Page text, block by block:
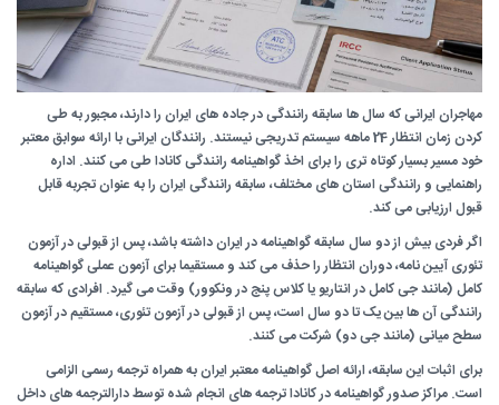
مهاجران ایرانی که سال ها سابقه رانندگی در جاده های ایران را دارند، مجبور به طی
کردن زمان انتظار 24 ماهه سیستم تدریجی نیستند. رانندگان ایرانی با ارائه سوابق معتبر
خود مسیر بسیار کوتاه تری را برای اخذ گواهینامه رانندگی کانادا طی می کنند. اداره
راهنمایی و رانندگی استان های مختلف، سابقه رانندگی ایران را به عنوان تجربه قابل
قبول ارزیابی می کند.
اگر فردی بیش از دو سال سابقه گواهینامه در ایران داشته باشد، پس از قبولی در آزمون
تئوری آیین نامه، دوران انتظار را حذف می کند و مستقیما برای آزمون عملی گواهینامه
کامل (مانند جی کامل در انتاریو یا کلاس پنج در ونکوور) وقت می گیرد. افرادی که سابقه
رانندگی آن ها بین یک تا دو سال است، پس از قبولی در آزمون تئوری، مستقیم در آزمون
سطح میانی (مانند جی دو) شرکت می کنند.
برای اثبات این سابقه، ارائه اصل گواهینامه معتبر ایران به همراه ترجمه رسمی الزامی
است. مراکز صدور گواهینامه در کانادا ترجمه های انجام شده توسط دارالترجمه های داخل